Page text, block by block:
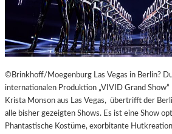
©Brinkhoff/Moegenburg Las Vegas in Berlin?
internationalen Produktion „VIVID Grand Show“
Krista Monson aus Las Vegas, übertrifft der
alle bisher gezeigten Shows. Es ist eine Show
Phantastische Kostüme, exorbitante